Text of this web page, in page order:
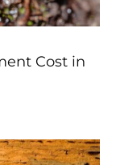
Cost in